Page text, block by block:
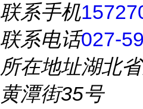
联系手机
联系电话027-
所在地址湖北
黄潭街35号